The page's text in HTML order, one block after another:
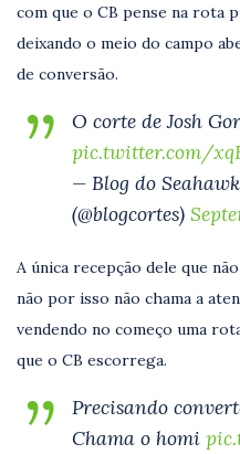
com que o CB pense na rota
deixando o meio do campo
de conversão.
O corte de Josh
pic.twitter.com/
— Blog do
(@blogcortes)
A única recepção dele que
não por isso não chama a
vendendo no começo uma
que o CB escorrega.
Precisando
Chama o homi